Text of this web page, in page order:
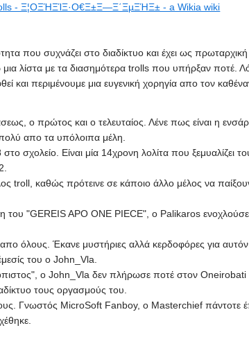
- Ξ¦ΟΞΉΞΊΞ·Ο€Ξ±Ξ―Ξ΄ΞµΞΉΞ± - a Wikia wiki
που συχνάζει στο διαδίκτυο και έχει ως
λίστα με τα διασημότερα trolls που υπήρξαν ποτέ.
και περιμένουμε μια ευγενική χορηγία απο τον
ο πρώτος και ο τελευταίος. Λένε πως είναι η
απο τα υπόλοιπα μέλη.
σχολείο. Είναι μία 14χρονη λολίτα που ξεμυαλίζει
troll, καθώς πρότεινε σε κάποιο άλλο μέλος να
"GEREIS APO ONE PIECE", ο Palikaros ενοχλούσε
όλους. Έκανε μυστήριες αλλά κερδοφόρες για
του ο John_Vla.
ο John_Vla δεν πλήρωσε ποτέ στον
τους οργασμούς του.
Γνωστός MicroSoft Fanboy, ο Masterchief πάντοτε